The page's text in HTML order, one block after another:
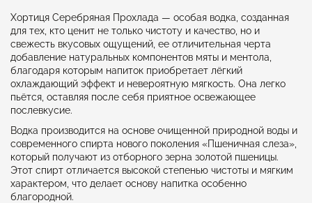
Хортиця Серебряная Прохлада — особая водка, созданная
для тех, кто ценит не только чистоту и качество, но и
свежесть вкусовых ощущений, ее отличительная черта
добавление натуральных компонентов мяты и ментола,
благодаря которым напиток приобретает лёгкий
охлаждающий эффект и невероятную мягкость. Она легко
пьётся, оставляя после себя приятное освежающее
послевкусие.
Водка производится на основе очищенной природной воды и
современного спирта нового поколения «Пшеничная слеза»,
который получают из отборного зерна золотой пшеницы.
Этот спирт отличается высокой степенью чистоты и мягким
характером, что делает основу напитка особенно
благородной.